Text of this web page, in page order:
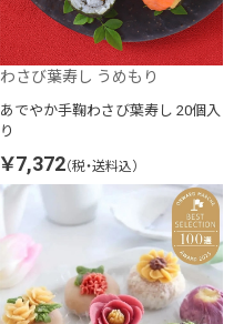
わさび葉寿し うめもり
あでやか手鞠わさび葉寿し 20個入
り
￥7,372（税・送料込）